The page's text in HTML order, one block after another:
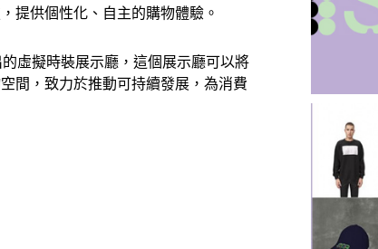
提供個性化、自主的購物體驗。
虛擬時裝展示廳，這個展示廳可以將
間，致力於推動可持續發展，為消費